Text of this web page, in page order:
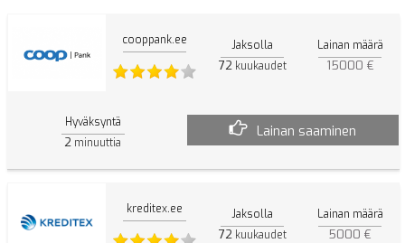
cooppank.ee Jaksolla
72kuukaudet
Lainan määrä
15000 €
Hyväksyntä
2 minuuttia
Lainan saaminen
kreditex.ee Jaksolla
72kuukaudet
Lainan määrä
5000 €